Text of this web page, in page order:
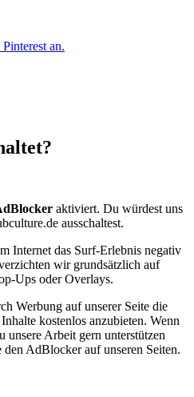
an.
aktiviert. Du würdest uns
ausschaltest.
Internet das Surf-Erlebnis negativ
wir grundsätzlich auf
Ups oder Overlays.
Werbung auf unserer Seite die
kostenlos anzubieten. Wenn
Arbeit gern unterstützen
AdBlocker auf unseren Seiten.